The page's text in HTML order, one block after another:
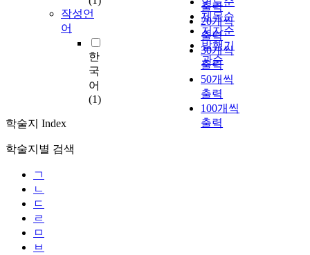
작성언
어
한
국
어
(1)
학술지 Index
학술지별 검색
ㄱ
ㄴ
ㄷ
ㄹ
ㅁ
ㅂ
제목순
저자순
발행기
관순
출력
20개씩
출력
30개씩
출력
50개씩
출력
100개씩
출력